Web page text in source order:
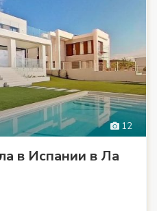
12
в Испании в Ла